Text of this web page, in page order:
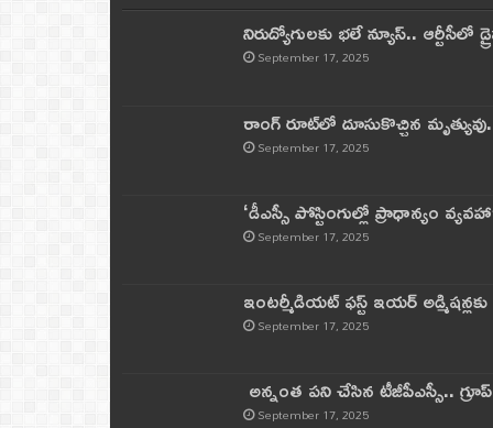
నిరుద్యోగులకు భలే న్యూస్.. ఆర్టీసీలో
September 17, 2025
రాంగ్ రూట్‌లో దూసుకొచ్చిన
September 17, 2025
‘డీఎస్సీ పోస్టింగుల్లో ప్రాధాన్యం
September 17, 2025
ఇంటర్మీడియట్ ఫస్ట్‌ ఇయర్‌
September 17, 2025
అన్నంత పని చేసిన టీజీపీఎస్సీ..
September 17, 2025